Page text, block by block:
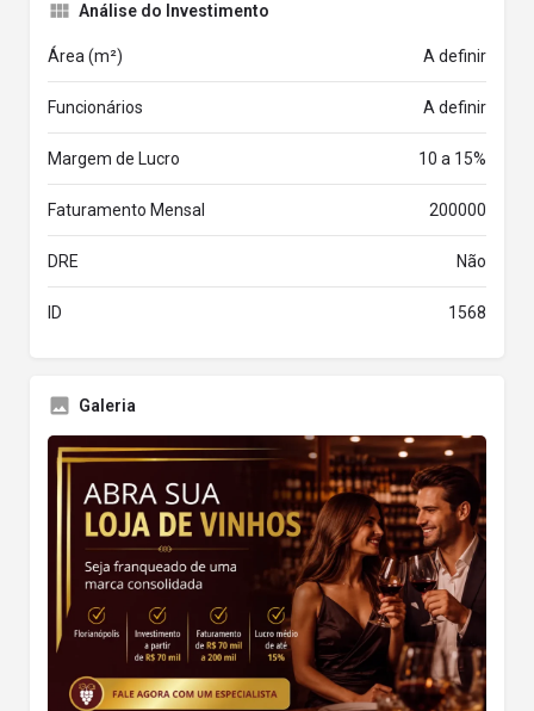
Análise do Investimento
Área (m²) A definir
Funcionários A definir
Margem de Lucro 10 a 15%
Faturamento Mensal 200000
DRE Não
ID 1568
Galeria